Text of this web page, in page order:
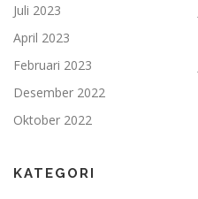
Juli 2023
April 2023
Februari 2023
Desember 2022
Oktober 2022
KATEGORI